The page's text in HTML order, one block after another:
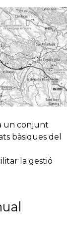
un conjunt
bàsiques del
la gestió